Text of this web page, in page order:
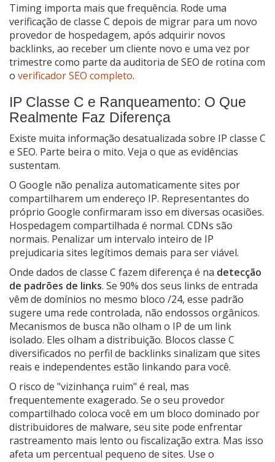
Timing importa mais que frequência. Rode uma
verificação de classe C depois de migrar para um novo
provedor de hospedagem, após adquirir novos
backlinks, ao receber um cliente novo e uma vez por
trimestre como parte da auditoria de SEO de rotina com
o verificador SEO completo.
IP Classe C e Ranqueamento: O Que
Realmente Faz Diferença
Existe muita informação desatualizada sobre IP classe C
e SEO. Parte beira o mito. Veja o que as evidências
sustentam.
O Google não penaliza automaticamente sites por
compartilharem um endereço IP. Representantes do
próprio Google confirmaram isso em diversas ocasiões.
Hospedagem compartilhada é normal. CDNs são
normais. Penalizar um intervalo inteiro de IP
prejudicaria sites legítimos demais para ser viável.
Onde dados de classe C fazem diferença é na detecção
de padrões de links. Se 90% dos seus links de entrada
vêm de domínios no mesmo bloco /24, esse padrão
sugere uma rede controlada, não endossos orgânicos.
Mecanismos de busca não olham o IP de um link
isolado. Eles olham a distribuição. Blocos classe C
diversificados no perfil de backlinks sinalizam que sites
reais e independentes estão linkando para você.
O risco de "vizinhança ruim" é real, mas
frequentemente exagerado. Se o seu provedor
compartilhado coloca você em um bloco dominado por
distribuidores de malware, seu site pode enfrentar
rastreamento mais lento ou fiscalização extra. Mas isso
afeta um percentual pequeno de sites. Use o